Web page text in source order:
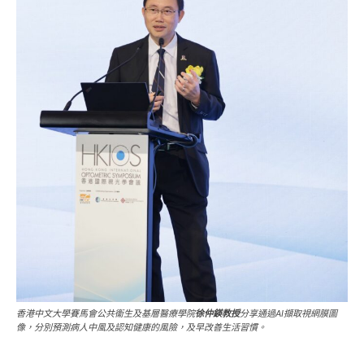
香港中文大學賽馬會公共衞生及基層醫療學院徐仲鍈教授分享通過AI擷取視網膜圖
像，分別預測病人中風及認知健康的風險，及早改善生活習慣。